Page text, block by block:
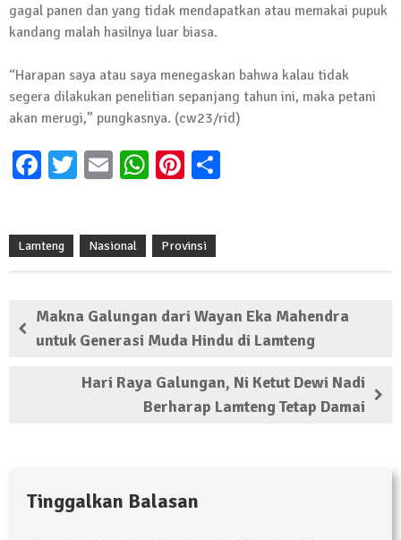
gagal panen dan yang tidak mendapatkan atau memakai pupuk
kandang malah hasilnya luar biasa.
“Harapan saya atau saya menegaskan bahwa kalau tidak
segera dilakukan penelitian sepanjang tahun ini, maka petani
akan merugi,” pungkasnya. (cw23/rid)
Facebook
Twitter
EmailWhatsApp
Pinterest
Lamteng Nasional Provinsi
Makna Galungan dari Wayan Eka Mahendra
untuk Generasi Muda Hindu di Lamteng
Hari Raya Galungan, Ni Ketut Dewi Nadi
Berharap Lamteng Tetap Damai
Tinggalkan Balasan